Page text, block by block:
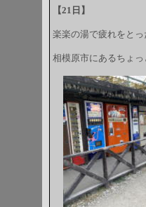
【21日】
楽楽の湯で疲れをと
相模原市にあるちょ